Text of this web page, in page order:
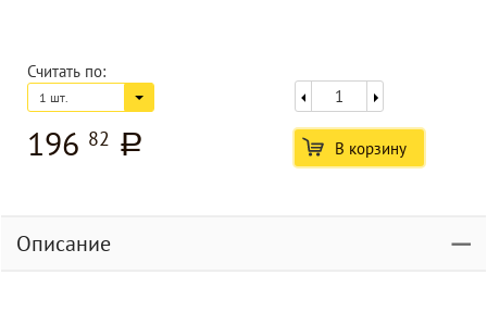
Считать по:
1 шт.
196 82 a В корзину
Описание